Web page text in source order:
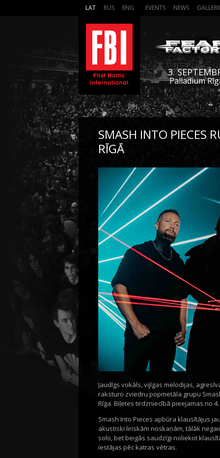
LAT RUS ENG EVENTS NEWS
3.
Palladium
SMASH INTO PIECES
RĪGĀ
Jaudīgs vokāls, vijīgas melodijas,
raksturo zviedru popmetāla grupu
Rīga. Biļetes tirdzniecībā pieejamas no
Smash Into Pieces apbūra klausītājus
akustiski liriskām noskaņām, tālāk
solo, bet beigās saudzīgi noliekot
iestājas pēc katras vētras.